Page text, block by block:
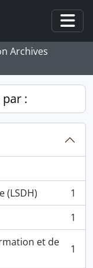
Archives
:
(LSDH)
1
1
et de
1